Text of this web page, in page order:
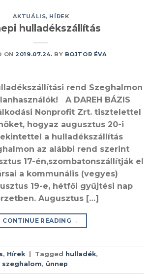
AKTUÁLIS, HÍREK
hulladékszállítás
ON 2019.07.24. BY BOJTOR ÉVA
rend Szeghalmon
A DAREH BÁZIS
Nonprofit Zrt. tisztelettel
hogyaz augusztus 20-i
a hulladékszállítás
az alábbi rend szerint
17-én,szombatonszállítják el
a kommunális (vegyes)
19-e, hétfői gyűjtési nap
Augusztus […]
CONTINUE READING →
, Hírek Tagged hulladék,
szeghalom, ünnep